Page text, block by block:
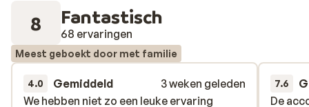
8 Fantastisch
68 ervaringen
Meest geboekt door met familie
4.0 Gemiddeld
3 weken geleden
We hebben niet zo een leuke ervaring
We hebben niet zo een leuke ervaring
7.6
De
De